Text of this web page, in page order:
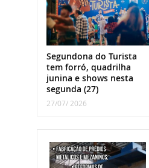
Segundona do Turista
tem forró, quadrilha
junina e shows nesta
segunda (27)
27/07/ 2026